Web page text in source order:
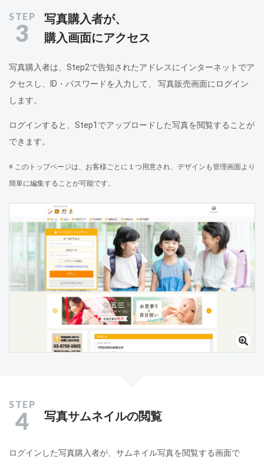
3
写真購入者が、
購入画面にアクセス
写真購入者は、Step2で告知されたアドレスにインターネットでア
クセスし、ID・パスワードを入力して、 写真販売画面にログイン
します。
ログインすると、Step1でアップロードした写真を閲覧することが
できます。
※ このトップページは、お客様ごとに１つ用意され、デザインも管理画面より
簡単に編集することが可能です。
4 写真サムネイルの閲覧
ログインした写真購入者が、サムネイル写真を閲覧する画面で